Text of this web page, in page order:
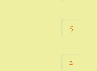
5
2